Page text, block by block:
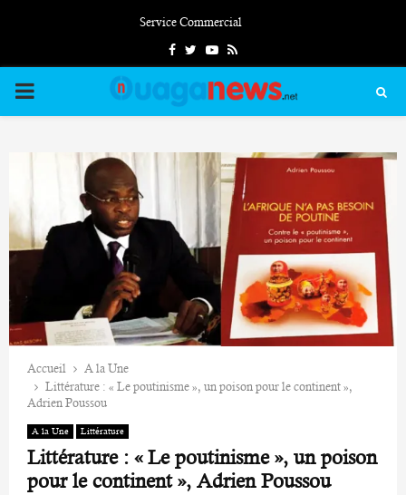
Service Commercial
FacebookTwitterYoutube
Rss
PRIMARY
Accueil
A la Une
Littérature : « Le poutinisme », un poison pour le continent »,
Adrien Poussou
A la Une Littérature
Littérature : « Le poutinisme », un poison
pour le continent », Adrien Poussou